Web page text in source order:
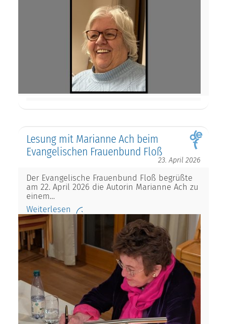
Lesung mit Marianne Ach beim
Evangelischen Frauenbund Floß
23. April 2026
Der Evangelische Frauenbund Floß begrüßte
am 22. April 2026 die Autorin Marianne Ach zu
einem…
Weiterlesen